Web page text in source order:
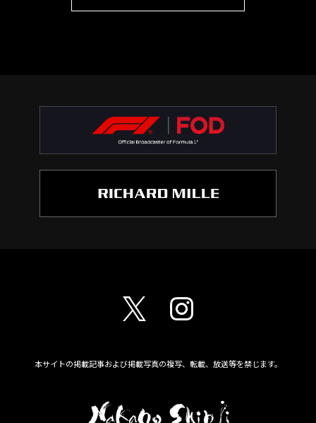
本サイトの掲載記事および掲載写真の複写、転載、放送等を禁じます。